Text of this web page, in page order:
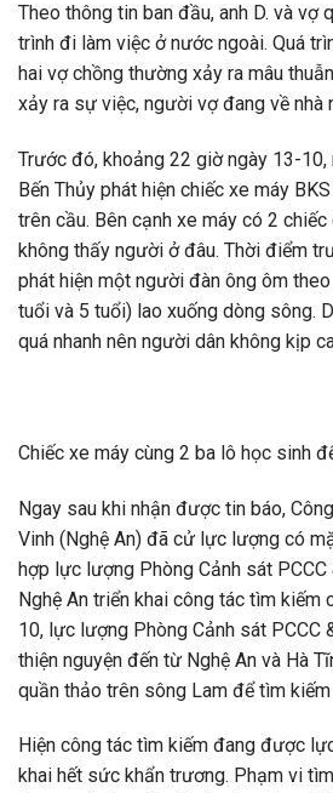
Theo thông tin ban đầu, anh D. và vợ
trình đi làm việc ở nước ngoài. Quá
hai vợ chồng thường xảy ra mâu
xảy ra sự việc, người vợ đang về nhà
Trước đó, khoảng 22 giờ ngày 13-
Bến Thủy phát hiện chiếc xe máy
trên cầu. Bên cạnh xe máy có 2
không thấy người ở đâu. Thời điểm
phát hiện một người đàn ông ôm
tuổi và 5 tuổi) lao xuống dòng sông.
quá nhanh nên người dân không kịp
Chiếc xe máy cùng 2 ba lô học sinh
Ngay sau khi nhận được tin báo,
Vinh (Nghệ An) đã cử lực lượng có
hợp lực lượng Phòng Cảnh sát PCCC
Nghệ An triển khai công tác tìm kiếm
10, lực lượng Phòng Cảnh sát PCCC
thiện nguyện đến từ Nghệ An và Hà
quần thảo trên sông Lam để tìm kiếm
Hiện công tác tìm kiếm đang được
khai hết sức khẩn trương. Phạm vi